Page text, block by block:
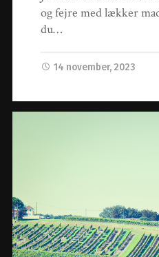
og fejre med lækker
du…
14 november, 2023